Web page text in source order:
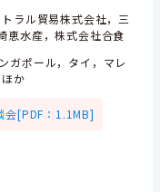
ラル貿易株式会社，三
恵水産，株式会社合食
ガポール，タイ，マレ
か
会[PDF：1.1MB]